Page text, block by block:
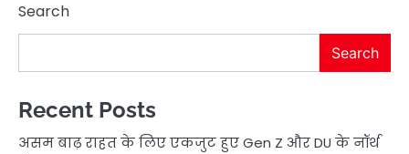
Search
Search
Recent Posts
असम बाढ़ राहत के लिए एकजुट हुए Gen Z और DU के नॉर्थ